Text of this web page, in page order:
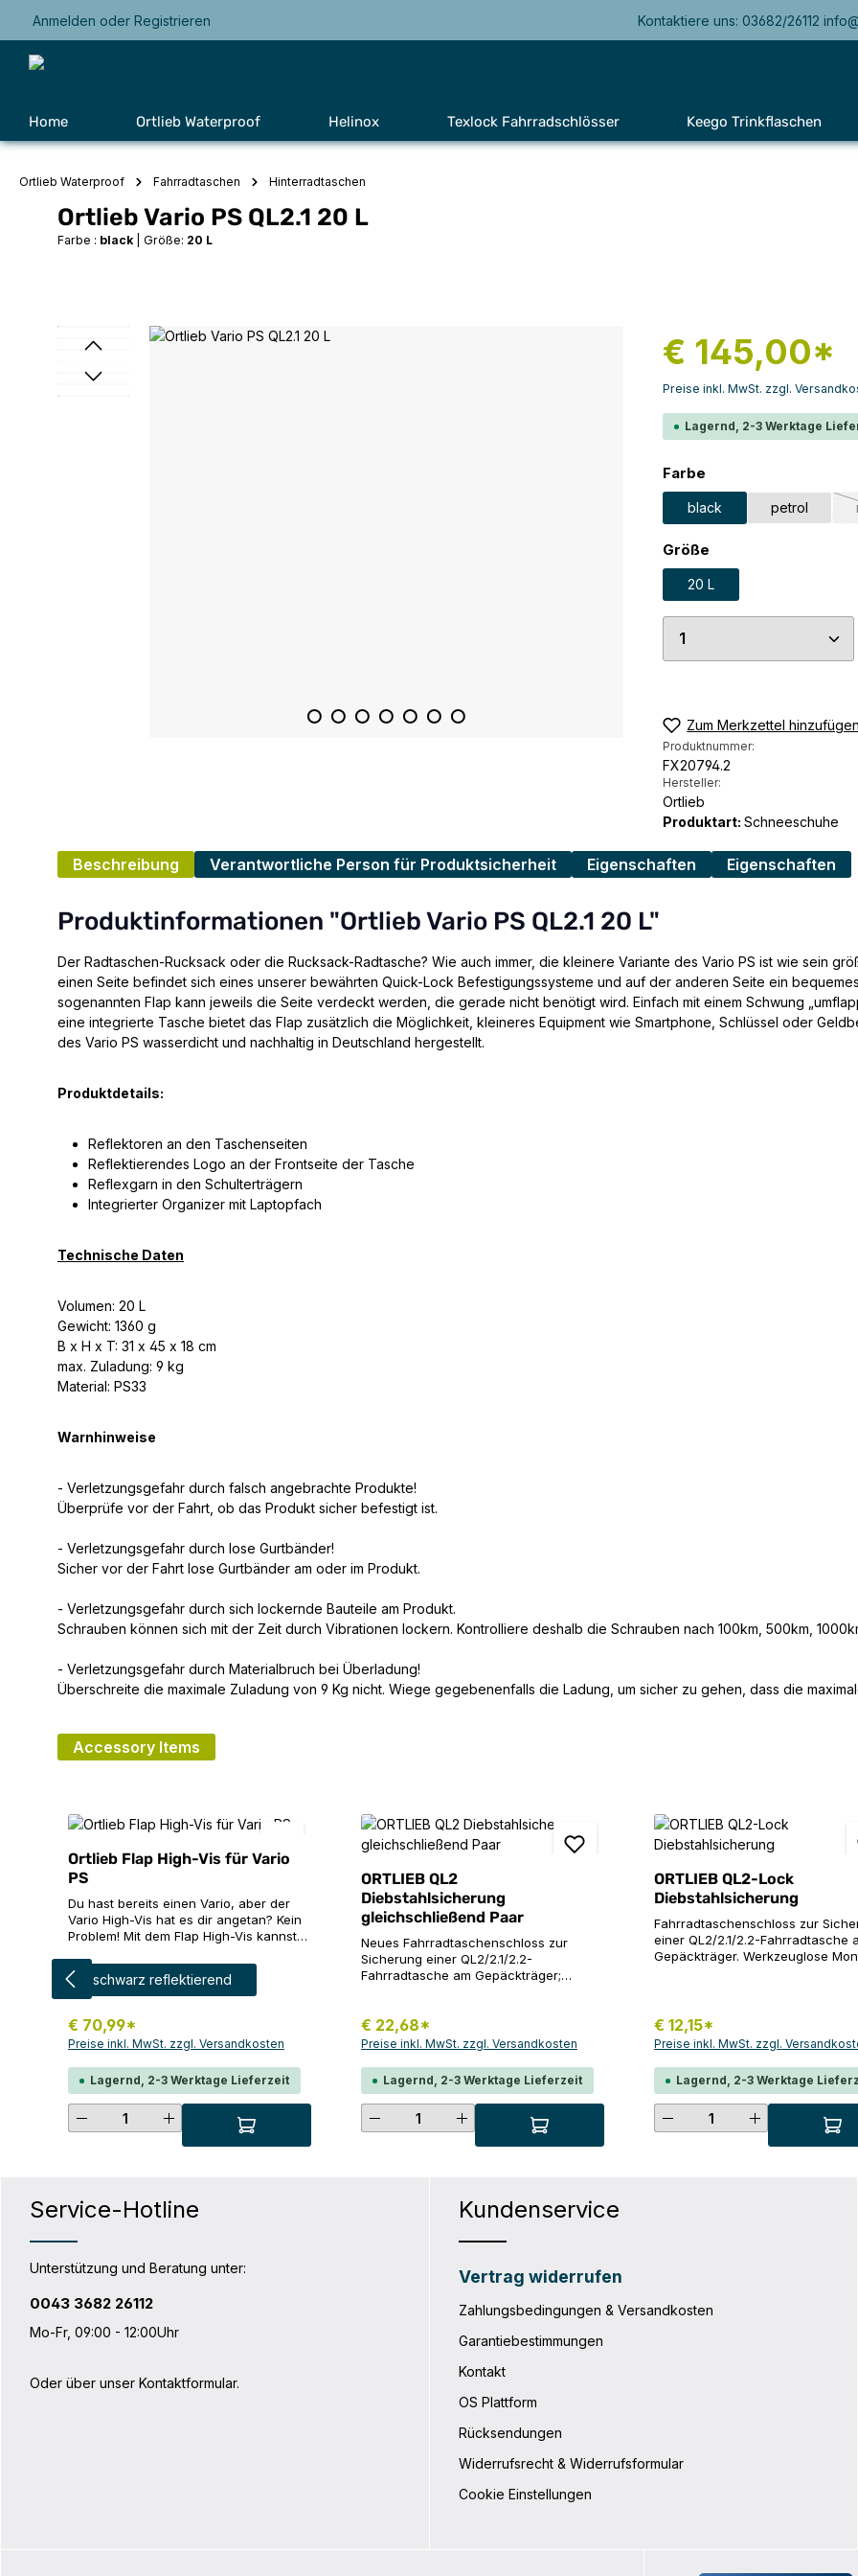
Hauptnavigation springen
Anmelden oder Registrieren Kontaktiere uns: 03682/26112
Home Ortlieb Waterproof Helinox Texlock Fahrradschlösser Keego Trinkflaschen
Ortlieb Waterproof Fahrradtaschen Hinterradtaschen
Ortlieb Vario PS QL2.1 20 L
Farbe : black Größe: 20 L
Bildergalerie überspringen € 145,00*
Preise inkl. MwSt. zzgl.
Lagernd, 2-3 Werktage
Farbe
black petrol
Größe
20 L
Produkt Anzahl:
Zum Merkzettel hinzufügen
Produktnummer:
FX20794.2
Hersteller:
Ortlieb
Produktart: Schneeschuhe
Beschreibung Verantwortliche Person für Produktsicherheit Eigenschaften Eigenschaften
Produktinformationen "Ortlieb Vario PS QL2.1 20 L"
Der Radtaschen-Rucksack oder die Rucksack-Radtasche? Wie auch immer, die kleinere Variante des Vario PS ist wie sein
einen Seite befindet sich eines unserer bewährten Quick-Lock Befestigungssysteme und auf der anderen Seite ein
sogenannten Flap kann jeweils die Seite verdeckt werden, die gerade nicht benötigt wird. Einfach mit einem Schwung
eine integrierte Tasche bietet das Flap zusätzlich die Möglichkeit, kleineres Equipment wie Smartphone, Schlüssel oder
des Vario PS wasserdicht und nachhaltig in Deutschland hergestellt.
Produktdetails:
Reflektoren an den Taschenseiten
Reflektierendes Logo an der Frontseite der Tasche
Reflexgarn in den Schulterträgern
Integrierter Organizer mit Laptopfach
Technische Daten
Volumen: 20 L
Gewicht: 1360 g
B x H x T: 31 x 45 x 18 cm
max. Zuladung: 9 kg
Material: PS33
Warnhinweise
- Verletzungsgefahr durch falsch angebrachte Produkte!
Überprüfe vor der Fahrt, ob das Produkt sicher befestigt ist.
- Verletzungsgefahr durch lose Gurtbänder!
Sicher vor der Fahrt lose Gurtbänder am oder im Produkt.
- Verletzungsgefahr durch sich lockernde Bauteile am Produkt.
Schrauben können sich mit der Zeit durch Vibrationen lockern. Kontrolliere deshalb die Schrauben nach 100km, 500km,
- Verletzungsgefahr durch Materialbruch bei Überladung!
Überschreite die maximale Zuladung von 9 Kg nicht. Wiege gegebenenfalls die Ladung, um sicher zu gehen, dass die
Accessory Items
Ortlieb Flap High-Vis für Vario
PS
Du hast bereits einen Vario, aber der
Vario High-Vis hat es dir angetan? Kein
Problem! Mit dem Flap High-Vis kannst
nachrüsten und zu einem echten
Helden der Dunkelheit machen.
Natürlich ist das Flap High-Vis genauso
praktisch wie alle anderen Flaps des
Vario, unabhängig von Farbe und
Befestigungssystem – Eine integrierte
Tasche sorgt für zusätzlichen Stauraum
und eine Außentasche mit
Reißverschluss bietet Platz für kleinere
Gegenstände wie Smartphone oder
Schlüssel. Die Umrüstung funktioniert
ganz einfach! In der Anleitung ist der
Farbeauswählen
schwarz reflektierend
€ 70,99*
Preise inkl. MwSt. zzgl. Versandkosten
Lagernd, 2-3 Werktage Lieferzeit
Produkt Anzahl: Gib den gewünschten Wert ein oder benutze die
ORTLIEB QL2
Diebstahlsicherung
gleichschließend Paar
Neues Fahrradtaschenschloss zur
Sicherung einer QL2/2.1/2.2-
Fahrradtasche am Gepäckträger;
schließen und öffnen; kompatibel bis 16
mm Rohrdurchmesser; In Kombination
gegen schnellen Zugriff auf den Inhalt
einer Roller-Tasche oder zur Sicherung
des Helms geeignet. Lieferung: zwei
Locks mit gleichschließende Schlössern
€ 22,68*
Preise inkl. MwSt. zzgl. Versandkosten
Lagernd, 2-3 Werktage Lieferzeit
Produkt Anzahl: Gib den gewünschten
ORTLIEB QL2-Lock
Diebstahlsicherung
Fahrradtaschenschloss zur
einer QL2/2.1/2.2-Fahrradtasche
Gepäckträger. Werkzeuglose
Rohrdurchmesser. In Kombination
E124/E125 auch zur Sicherung
schnellen Zugriff auf den Inhalt
Roller-Tasche oder zur
Helms geeignet
€ 12,15*
Preise inkl. MwSt. zzgl.
Lagernd, 2-3 Werktage
Produkt Anzahl:
Service-Hotline
Unterstützung und Beratung unter:
0043 3682 26112
Mo-Fr, 09:00 - 12:00Uhr
Oder über unser Kontaktformular.
Kundenservice
Vertrag widerrufen
Zahlungsbedingungen & Versandkosten
Garantiebestimmungen
Kontakt
OS Plattform
Rücksendungen
Widerrufsrecht & Widerrufsformular
Cookie Einstellungen